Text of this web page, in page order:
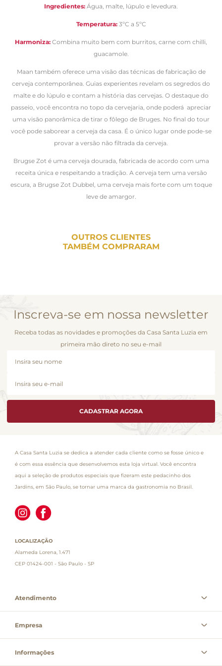
Ingredientes: Água, malte, lúpulo e levedura.
Temperatura:3ºC a 5ºC
Harmoniza: Combina muito bem com burritos, carne com chilli,
guacamole.
Maan também oferece uma visão das técnicas de fabricação de
cerveja contemporânea. Guias experientes revelam os segredos do
malte e do lúpulo e contam a história das cervejas. O destaque do
passeio, você encontra no topo da cervejaria, onde poderá apreciar
uma visão panorâmica de tirar o fôlego de Bruges. No final do tour
você pode saborear a cerveja da casa. É o único lugar onde pode-se
provar a versão não filtrada da cerveja.
Brugse Zot é uma cerveja dourada, fabricada de acordo com uma
receita única e respeitando a tradição. A cerveja tem uma versão
escura, a Brugse Zot Dubbel, uma cerveja mais forte com um toque
leve de amargor.
OUTROS CLIENTES
TAMBÉM COMPRARAM
Inscreva-se em nossa newsletter
Receba todas as novidades e promoções da Casa Santa Luzia em
primeira mão direto no seu e-mail
CADASTRAR AGORA
A Casa Santa Luzia se dedica a atender cada cliente como se fosse único e
é com essa essência que desenvolvemos esta loja virtual. Você encontra
aqui a seleção de produtos especiais que fizeram este pedacinho dos
Jardins, em São Paulo, se tornar uma marca da gastronomia no Brasil.
LOCALIZAÇÃO
Alameda Lorena, 1.471
CEP 01424-001 - São Paulo - SP
Atendimento
Empresa
Informações